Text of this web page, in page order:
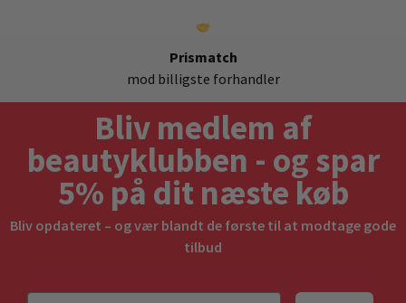
Prismatch
mod billigste forhandler
Bliv medlem af
beautyklubben - og spar
5% på dit næste køb
Bliv opdateret – og vær blandt de første til at modtage gode
tilbud